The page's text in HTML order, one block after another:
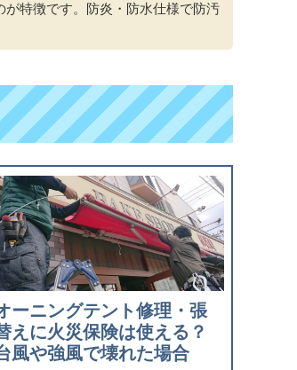
特徴です。防炎・防水仕様で防汚
ーニングテント修理・張
えに火災保険は使える？
風や強風で壊れた場合